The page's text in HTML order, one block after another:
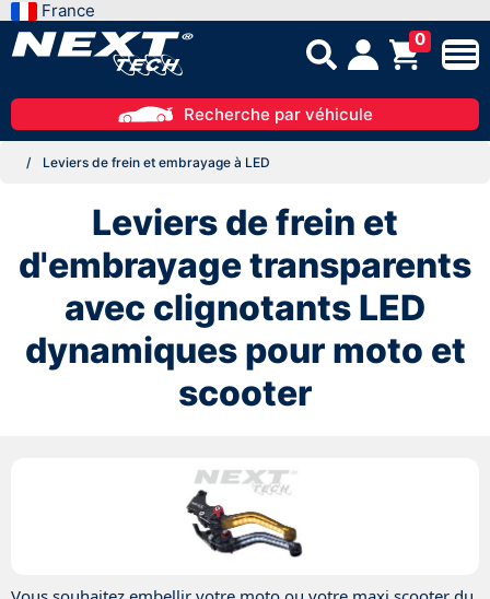
France
0
Recherche par véhicule
Leviers de frein et embrayage à LED
Leviers de frein et
d'embrayage transparents
avec clignotants LED
dynamiques pour moto et
scooter